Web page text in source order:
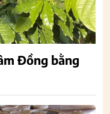
Đồng bằng